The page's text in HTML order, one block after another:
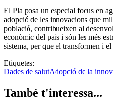
El Pla posa un especial focus en
adopció de les innovacions que
població, contribueixen al
econòmic del país i són les més
sistema, per que el transformen i
Etiquetes:
Dades de salutAdopció de la
També t'interessa...